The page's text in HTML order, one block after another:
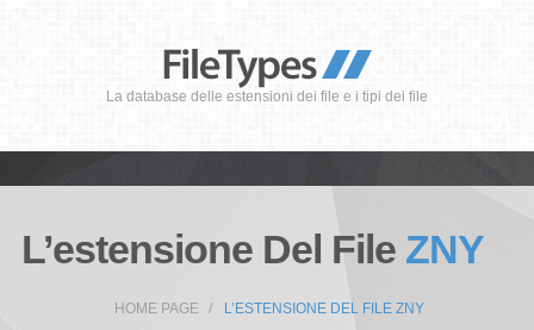
La database delle estensioni dei file e i tipi dei file
L’estensione Del File ZNY
HOME PAGE L’ESTENSIONE DEL FILE ZNY